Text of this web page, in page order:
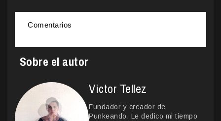
Comentarios
Sobre el autor
Victor Tellez
Fundador y creador de
Punkeando. Le dedico mi tiempo